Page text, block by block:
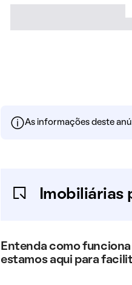
As informações deste
Imobiliárias
Entenda como
estamos aqui para